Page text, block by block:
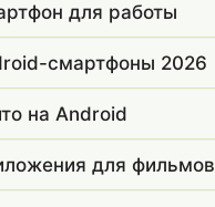
для работы
смартфоны 2026
на Android
для фильмов